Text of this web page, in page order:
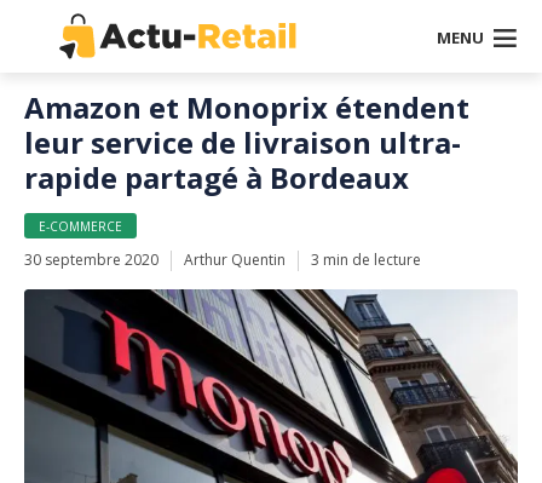
MENU
Amazon et Monoprix étendent
leur service de livraison ultra-
rapide partagé à Bordeaux
E-COMMERCE
30 septembre 2020 Arthur Quentin 3 min de lecture